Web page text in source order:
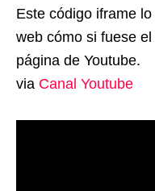
Este código iframe
web cómo si fuese
página de Youtube.
via Canal Youtube